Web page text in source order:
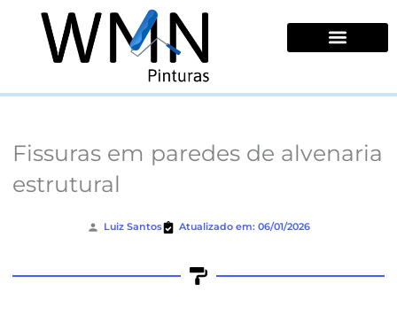
conteúdo
Fissuras em paredes de alvenaria
estrutural
Luiz Santos Atualizado em: 06/01/2026